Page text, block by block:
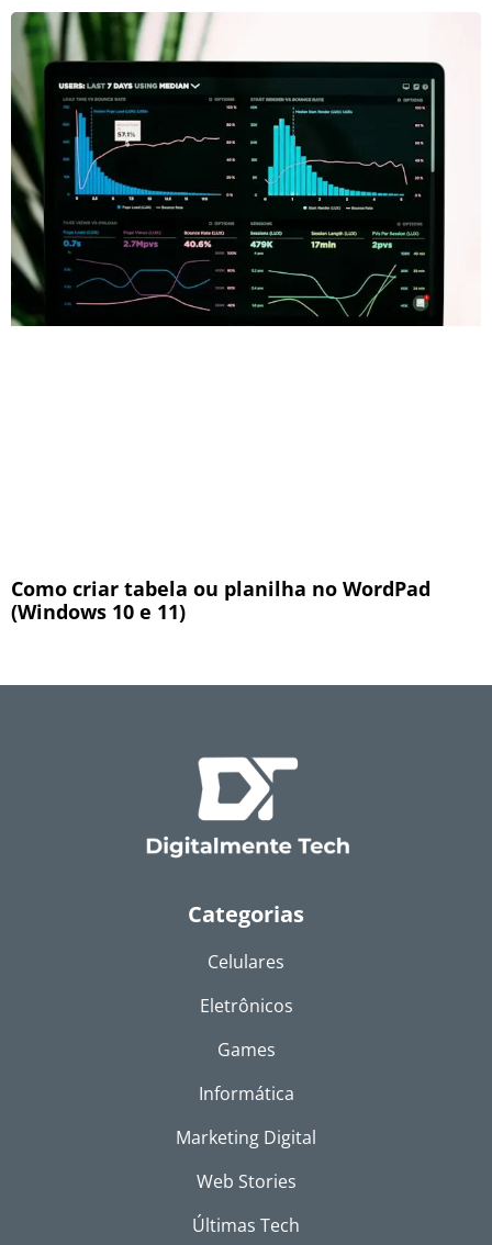
Como criar tabela ou planilha no WordPad
(Windows 10 e 11)
Categorias
Celulares
Eletrônicos
Games
Informática
Marketing Digital
Web Stories
Últimas Tech